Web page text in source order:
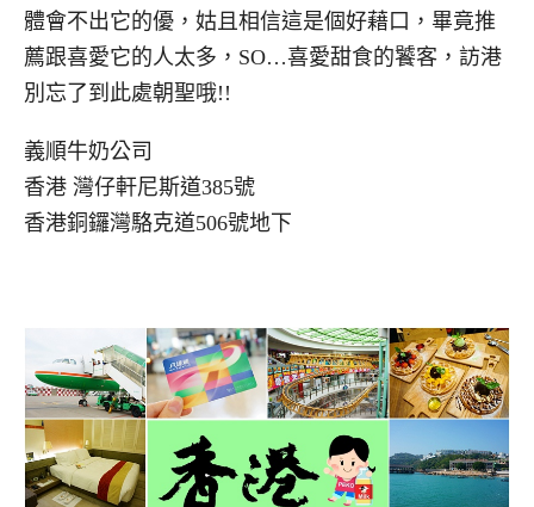
體會不出它的優，姑且相信這是個好藉口，畢竟推
薦跟喜愛它的人太多，SO…喜愛甜食的饕客，訪港
別忘了到此處朝聖哦!!
義順牛奶公司
香港 灣仔軒尼斯道385號
香港銅鑼灣駱克道506號地下